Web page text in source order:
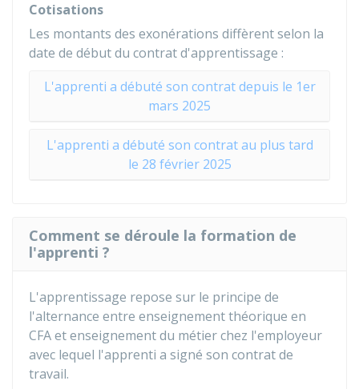
Cotisations
Les montants des exonérations diffèrent selon la
date de début du contrat d'apprentissage :
L'apprenti a débuté son contrat depuis le 1er
mars 2025
L'apprenti a débuté son contrat au plus tard
le 28 février 2025
Comment se déroule la formation de
l'apprenti ?
L'apprentissage repose sur le principe de
l'alternance entre enseignement théorique en
CFA et enseignement du métier chez l'employeur
avec lequel l'apprenti a signé son contrat de
travail.